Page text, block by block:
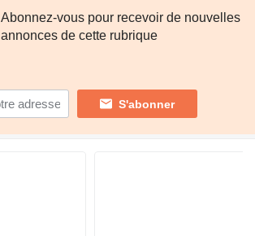
Abonnez-vous pour recevoir de nouvelles
annonces de cette rubrique
S'abonner